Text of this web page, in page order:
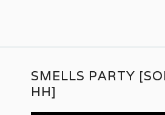
SMELLS PARTY
HH]